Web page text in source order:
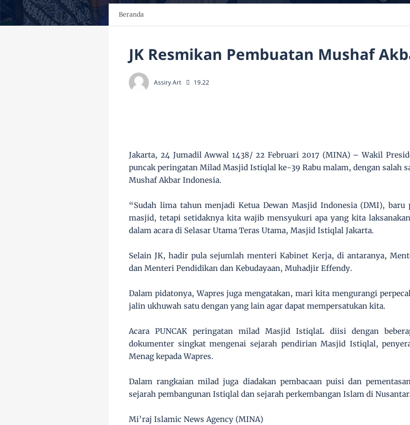
Beranda
JK Resmikan Pembuatan Mushaf
Assiry Art 19.22
si
ot
t
h
Jakarta, 24 Jumadil Awwal 1438/ 22 Februari 2017 (MINA) – Wakil
puncak peringatan Milad Masjid Istiqlal ke-39 Rabu malam, dengan salah
Mushaf Akbar Indonesia.
“Sudah lima tahun menjadi Ketua Dewan Masjid Indonesia (DMI),
masjid, tetapi setidaknya kita wajib mensyukuri apa yang kita
dalam acara di Selasar Utama Teras Utama, Masjid Istiqlal Jakarta.
Selain JK, hadir pula sejumlah menteri Kabinet Kerja, di antaranya,
dan Menteri Pendidikan dan Kebudayaan, Muhadjir Effendy.
Dalam pidatonya, Wapres juga mengatakan, mari kita mengurangi
jalin ukhuwah satu dengan yang lain agar dapat mempersatukan kita.
Acara PUNCAK peringatan milad Masjid IstiqlaL diisi dengan
dokumenter singkat mengenai sejarah pendirian Masjid Istiqlal,
Menag kepada Wapres.
Dalam rangkaian milad juga diadakan pembacaan puisi dan
sejarah pembangunan Istiqlal dan sejarah perkembangan Islam di
Mi’raj Islamic News Agency (MINA)